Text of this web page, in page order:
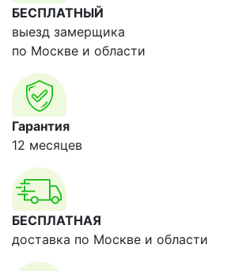
БЕСПЛАТНЫЙ
выезд замерщика
по Москве и области
Гарантия
12 месяцев
БЕСПЛАТНАЯ
доставка по Москве и области